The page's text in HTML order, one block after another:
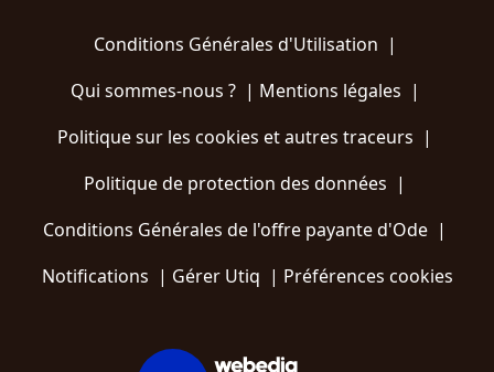
Conditions Générales d'Utilisation |
Qui sommes-nous ?| Mentions légales |
Politique sur les cookies et autres traceurs |
Politique de protection des données |
Conditions Générales de l'offre payante d'Ode |
Notifications | Gérer Utiq | Préférences cookies